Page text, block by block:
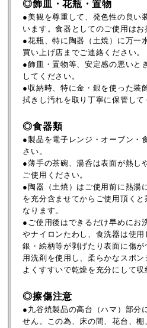
◎飾皿・花瓶・置物
●美観を尊重して、発色性の良い
います。食器としてのご使用はお
●花瓶、特に陶器（土焼）に万一
買い上げ店までご連絡ください。
●飾皿・置物等、安定感の悪いと
してください。
●収納時、特に金・銀を使った装
拭きし汚れを取り丁寧に保管して
◎食器類
●製品を電子レンジ・オーブン・
さい。
●薄手の茶碗、湯呑は表面が熱し
ご使用ください。
●陶器（土焼）はご使用前に熱湯
を充分含ませてからご使用頂くと
なります。
●ご使用後はできるだけ早めにお
やナイロンたわし、食洗器は使用
銀・絵柄等が剥げたり表面に傷
用洗剤を使用し、柔らかなスポ
よくすすいで乾燥を充分にして収
◎擦傷注意
●九谷焼製品の高台（ハマ）部分
せん。この為、床の間、花台、